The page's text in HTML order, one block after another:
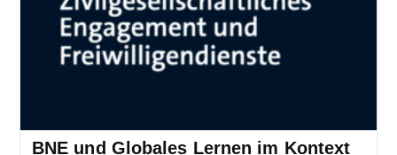
BNE und Globales Lernen im Kontext